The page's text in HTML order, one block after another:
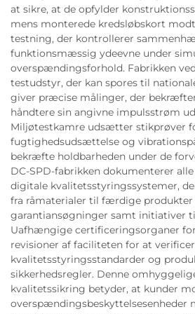
at sikre, at de opfylder
mens monterede kredsløbskort
testning, der kontrollerer
funktionsmæssig ydeevne under
overspændingsforhold. Fabrikken
testudstyr, der kan spores til
giver præcise målinger, der
håndtere sin angivne impulsstrøm
Miljøtestkamre udsætter stikprøver
fugtighedsudsættelse og
bekræfte holdbarheden under de
DC-SPD-fabrikken dokumenterer
digitale kvalitetsstyringssystemer,
fra råmaterialer til færdige
garantiansøgninger samt initiativer
Uafhængige certificeringsorganer
revisioner af faciliteten for at
kvalitetsstyringsstandarder og
sikkerhedsregler. Denne
kvalitetssikring betyder, at kunder
overspændingsbeskyttelsesenheder